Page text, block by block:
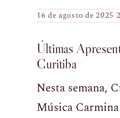
16 de agosto de 2025·
Últimas
Curitiba
Nesta semana,
Música